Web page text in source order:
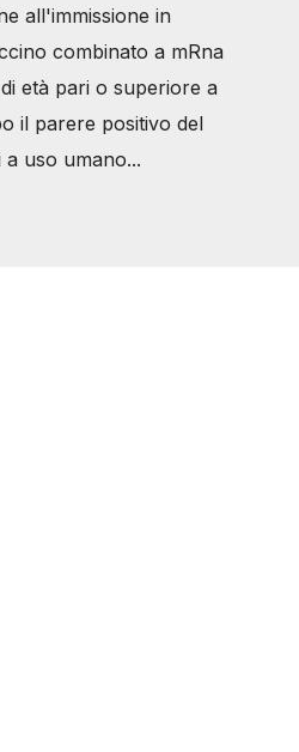
all'immissione in
combinato a mRna
età pari o superiore a
il parere positivo del
uso umano...